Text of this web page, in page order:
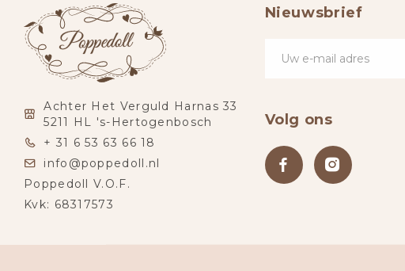
Achter Het Verguld Harnas 33
5211 HL 's-Hertogenbosch
+ 31 6 53 63 66 18
info@poppedoll.nl
Poppedoll V.O.F.
Kvk: 68317573
Nieuwsbrief
Volg ons